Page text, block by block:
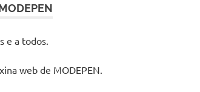
e a todos.
web de MODEPEN.